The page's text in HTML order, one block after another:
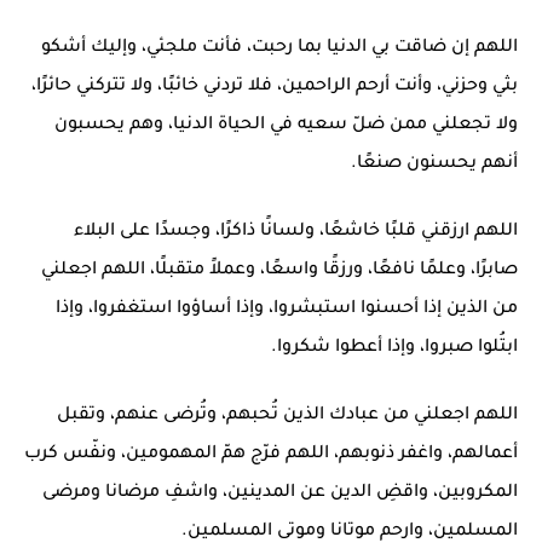
اللهم إن ضاقت بي الدنيا بما رحبت، فأنت ملجئي، وإليك أشكو
بثي وحزني، وأنت أرحم الراحمين، فلا تردني خائبًا، ولا تتركني حائرًا،
ولا تجعلني ممن ضلّ سعيه في الحياة الدنيا، وهم يحسبون
أنهم يحسنون صنعًا.
اللهم ارزقني قلبًا خاشعًا، ولسانًا ذاكرًا، وجسدًا على البلاء
صابرًا، وعلمًا نافعًا، ورزقًا واسعًا، وعملاً متقبلًا، اللهم اجعلني
من الذين إذا أحسنوا استبشروا، وإذا أساؤوا استغفروا، وإذا
ابتُلوا صبروا، وإذا أعطوا شكروا.
اللهم اجعلني من عبادك الذين تُحبهم، وتُرضى عنهم، وتقبل
أعمالهم، واغفر ذنوبهم، اللهم فرّج همّ المهمومين، ونفّس كرب
المكروبين، واقضِ الدين عن المدينين، واشفِ مرضانا ومرضى
المسلمين، وارحم موتانا وموتى المسلمين.